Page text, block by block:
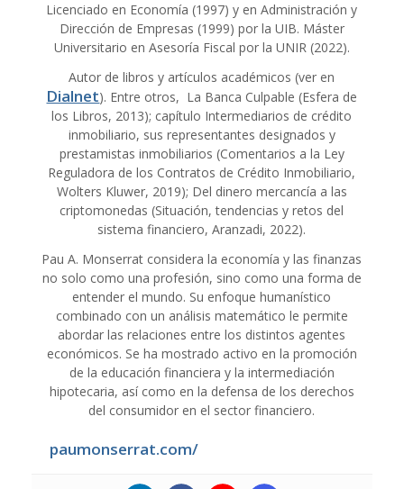
Licenciado en Economía (1997) y en Administración y
Dirección de Empresas (1999) por la UIB. Máster
Universitario en Asesoría Fiscal por la UNIR (2022).
Autor de libros y artículos académicos (ver en
Dialnet). Entre otros, La Banca Culpable (Esfera de
los Libros, 2013); capítulo Intermediarios de crédito
inmobiliario, sus representantes designados y
prestamistas inmobiliarios (Comentarios a la Ley
Reguladora de los Contratos de Crédito Inmobiliario,
Wolters Kluwer, 2019); Del dinero mercancía a las
criptomonedas (Situación, tendencias y retos del
sistema financiero, Aranzadi, 2022).
Pau A. Monserrat considera la economía y las finanzas
no solo como una profesión, sino como una forma de
entender el mundo. Su enfoque humanístico
combinado con un análisis matemático le permite
abordar las relaciones entre los distintos agentes
económicos. Se ha mostrado activo en la promoción
de la educación financiera y la intermediación
hipotecaria, así como en la defensa de los derechos
del consumidor en el sector financiero.
paumonserrat.com/